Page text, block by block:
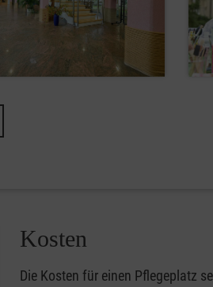
Kosten
Die Kosten für einen Pflegeplatz